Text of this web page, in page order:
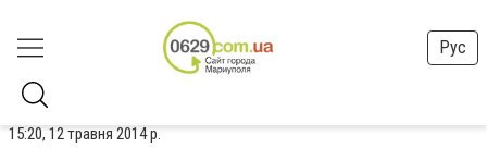
Рус
15:20, 12 травня 2014 р.